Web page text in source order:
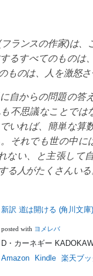
ランスの作家)は、
るすべてのものは
ものは、人を激怒さ
自からの問題の答
不思議なことでは
いれば、簡単な算
それでも世の中に
ない、と主張して
る人がたくさんいる
新訳 道は開ける (角川文庫)
posted with ヨメレバ
D・カーネギー
Amazon
Kindle 楽天ブッ